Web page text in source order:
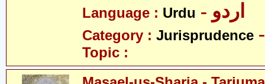
Language : Urdu - اردو
Category : Jurisprudence
Topic :